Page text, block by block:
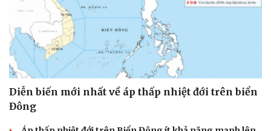
Diễn biến mới nhất về áp thấp nhiệt đới trên biển
Đông